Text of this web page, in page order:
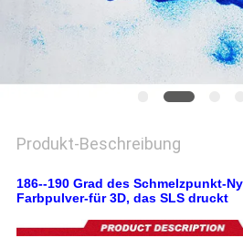
Produkt-Beschreibung
186--190 Grad des Schmelzpunkt-
Farbpulver-für 3D, das SLS druckt